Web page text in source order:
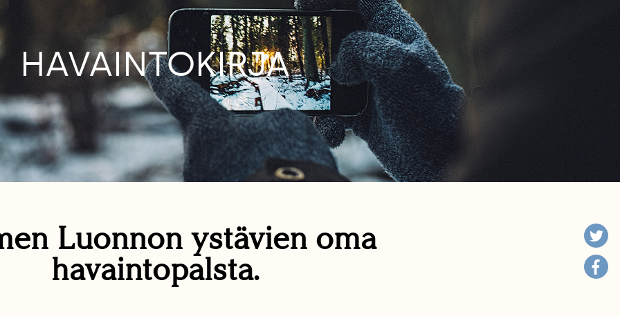
HAVAINTOKIRJA
Luonnon ystävien oma
havaintopalsta.